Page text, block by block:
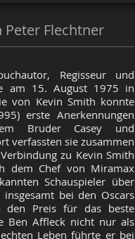
Flechtner
Regisseur und
am 15. August 1975 in
von Kevin Smith konnte
erste Anerkennungen
Bruder Casey und
verfassten sie zusammen
zu Kevin Smith
dem Chef von Miramax
Schauspieler über
bei den Oscars
den Preis für das beste
Ben Affleck nicht nur als
Leben führte er bei